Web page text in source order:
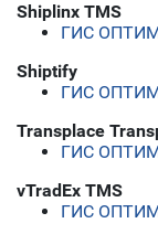
Shiplinx TMS
ГИС
Shiptify
ГИС
Transplace
ГИС
vTradEx TMS
ГИС